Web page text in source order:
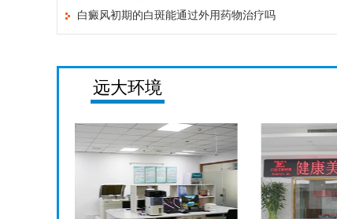
白癜风初期的白斑能通过外用药物治疗吗
远大环境